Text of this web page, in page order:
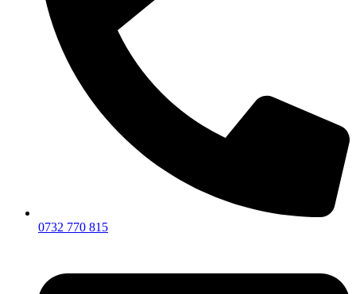
0732 770 815